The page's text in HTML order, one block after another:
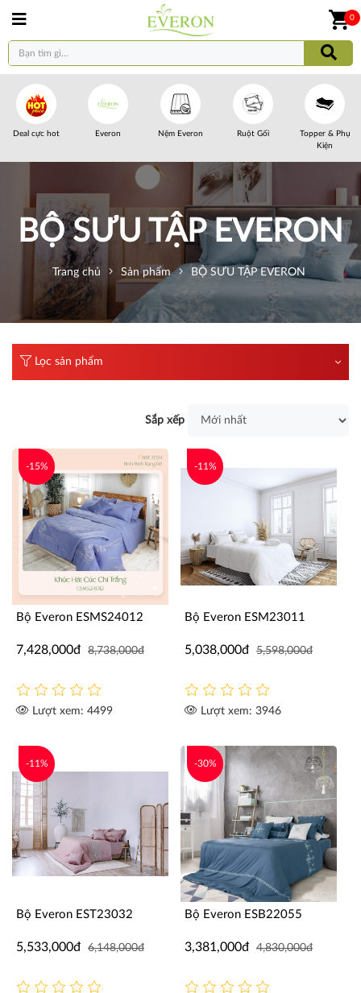
0
Deal cực hot Everon Nệm Everon Ruột Gối
Topper & Phụ
Kiện
BỘ SƯU TẬP EVERON
Trang chủ Sản phẩm BỘ SƯU TẬP EVERON
Lọc sản phẩm
Sắp xếp
-15%
Bộ Everon ESMS24012
7,428,000đ 8,738,000đ
Lượt xem: 4499
-11%
Bộ Everon ESM23011
5,038,000đ 5,598,000đ
Lượt xem: 3946
-11%
Bộ Everon EST23032
5,533,000đ 6,148,000đ
-30%
Bộ Everon ESB22055
3,381,000đ 4,830,000đ